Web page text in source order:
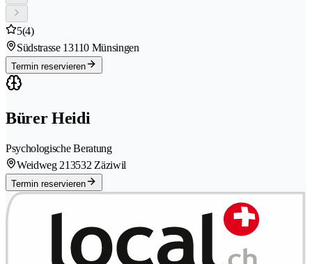
5(4)
Südstrasse 13110 Münsingen
Termin reservieren
Bürer Heidi
Psychologische Beratung
Weidweg 213532 Zäziwil
Termin reservieren